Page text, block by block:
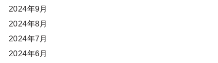
2024年9月
2024年8月
2024年7月
2024年6月